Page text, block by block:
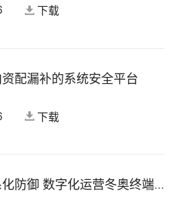
下载
配漏补的系统安全平台
下载
中国产品-体系化防御 数字化运营冬奥终端零事故之道